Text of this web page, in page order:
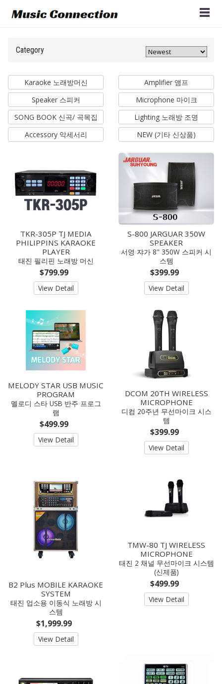
Category
Karaoke 노래방머신
Amplifier 앰프
Speaker 스피커
Microphone 마이크
SONG BOOK 신곡/ 곡목집
Lighting 노래방 조명
Accessory 악세서리
NEW (기타 신상품)
TKR-305P TJ MEDIA
PHILIPPINS KARAOKE
PLAYER
태진 필리핀 노래방 머신
$799.99
View Detail
S-800 JARGUAR 350W
SPEAKER
서영 쟈가 8" 350W 스피커 시
스템
$399.99
View Detail
MELODY STAR USB MUSIC
PROGRAM
멜로디 스타 USB 반주 프로그
램
$499.99
View Detail
DCOM 20TH WIRELESS
MICROPHONE
디컴 20주년 무선마이크 시스
템
$399.99
View Detail
B2 Plus MOBILE KARAOKE
SYSTEM
태진 업소용 이동식 노래방 시
스템
$1,999.99
View Detail
TMW-80 TJ WIRELESS
MICROPHONE
태진 2 채널 무선마이크 시스템
(신제품)
$499.99
View Detail